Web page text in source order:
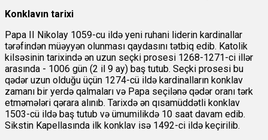
Konklavın tarixi
Papa II Nikolay 1059-cu ildə yeni ruhani liderin kardinallar
tərəfindən müəyyən olunması qaydasını tətbiq edib. Katolik
kilsəsinin tarixində ən uzun seçki prosesi 1268-1271-ci illər
arasında - 1006 gün (2 il 9 ay) baş tutub. Seçki prosesi bu
qədər uzun olduğu üçün 1274-cü ildə kardinalların konklav
zamanı bir yerdə qalmaları və Papa seçilənə qədər oranı tərk
etməmələri qərara alınıb. Tarixdə ən qısamüddətli konklav
1503-cü ildə baş tutub və ümumilikdə 10 saat davam edib.
Sikstin Kapellasında ilk konklav isə 1492-ci ildə keçirilib.